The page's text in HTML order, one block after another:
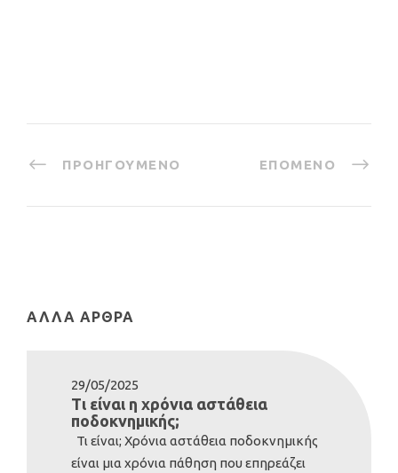
ΠΡΟΗΓΟΎΜΕΝΟ ΕΠΌΜΕΝΟ
ΆΛΛΑ ΆΡΘΡΑ
29/05/2025
Τι είναι η χρόνια αστάθεια
ποδοκνημικής;
Τι είναι; Χρόνια αστάθεια ποδοκνημικής
είναι μια χρόνια πάθηση που επηρεάζει